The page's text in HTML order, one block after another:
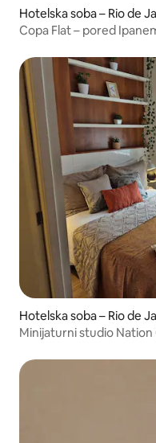
Hotelska soba – Rio de
Copa Flat – pored
Hotelska soba – Rio de
Minijaturni studio Nation